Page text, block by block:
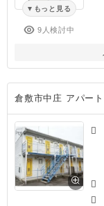
もっと見る
9人検討中
倉敷市中庄 アパート